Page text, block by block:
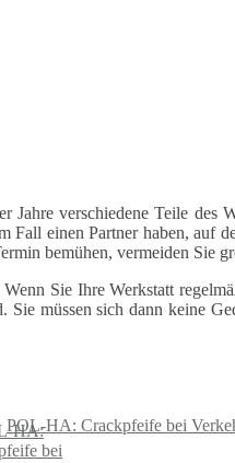
verschiedene Teile des
Fall einen Partner haben, auf
bemühen, vermeiden Sie
Sie Ihre Werkstatt
müssen sich dann keine
POL-HA: Crackpfeife bei